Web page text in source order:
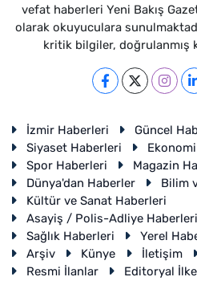
vefat haberleri Yeni Bakış
olarak okuyuculara
kritik bilgiler, doğrulanmış
İzmir Haberleri
Güncel
Siyaset Haberleri
Spor Haberleri
Magazin
Dünya'dan Haberler
Bilim
Kültür ve Sanat Haberleri
Asayiş / Polis-Adliye Haberleri
Sağlık Haberleri
Yerel
Arşiv
Künye İletişim
Resmi İlanlar
Editoryal